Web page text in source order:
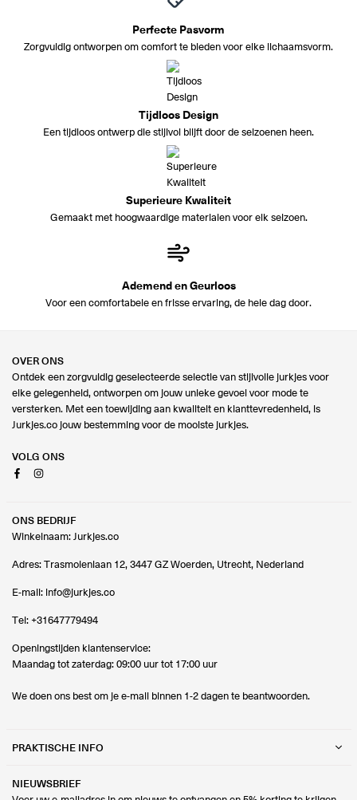
Perfecte Pasvorm
Zorgvuldig ontworpen om comfort te bieden voor elke lichaamsvorm.
Tijdloos Design
Een tijdloos ontwerp die stijlvol blijft door de seizoenen heen.
Superieure Kwaliteit
Gemaakt met hoogwaardige materialen voor elk seizoen.
Ademend en Geurloos
Voor een comfortabele en frisse ervaring, de hele dag door.
OVER ONS
Ontdek een zorgvuldig geselecteerde selectie van stijlvolle jurkjes voor
elke gelegenheid, ontworpen om jouw unieke gevoel voor mode te
versterken. Met een toewijding aan kwaliteit en klanttevredenheid, is
Jurkjes.co jouw bestemming voor de mooiste jurkjes.
VOLG ONS
FacebookInstagram
ONS BEDRIJF
Winkelnaam: Jurkjes.co
Adres: Trasmolenlaan 12, 3447 GZ Woerden, Utrecht, Nederland
E-mail: info@jurkjes.co
Tel: +31647779494
Openingstijden klantenservice:
Maandag tot zaterdag: 09:00 uur tot 17:00 uur
We doen ons best om je e-mail binnen 1-2 dagen te beantwoorden.
PRAKTISCHE INFO
NIEUWSBRIEF